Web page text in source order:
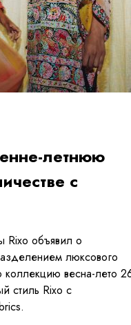
летнюю
с
Rixo объявил о
люксового
коллекцию весна-лето
стиль Rixo с